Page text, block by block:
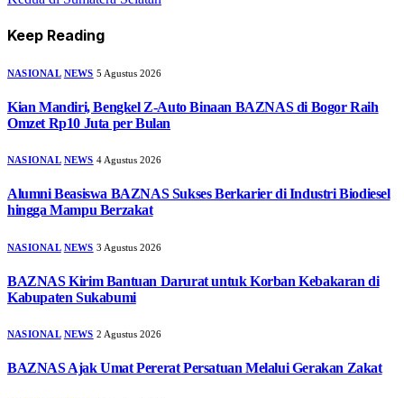
Keep Reading
NASIONAL NEWS 5 Agustus 2026
Kian Mandiri, Bengkel Z-Auto Binaan BAZNAS di Bogor Raih
Omzet Rp10 Juta per Bulan
NASIONAL NEWS 4 Agustus 2026
Alumni Beasiswa BAZNAS Sukses Berkarier di Industri Biodiesel
hingga Mampu Berzakat
NASIONAL NEWS 3 Agustus 2026
BAZNAS Kirim Bantuan Darurat untuk Korban Kebakaran di
Kabupaten Sukabumi
NASIONAL NEWS 2 Agustus 2026
BAZNAS Ajak Umat Pererat Persatuan Melalui Gerakan Zakat